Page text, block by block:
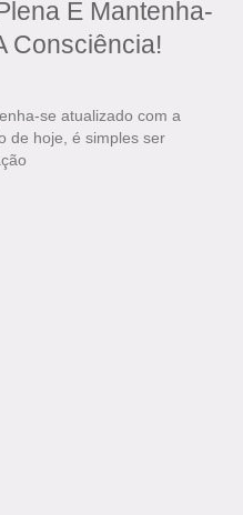
E Mantenha-
Consciência!
se atualizado com a
de hoje, é simples ser